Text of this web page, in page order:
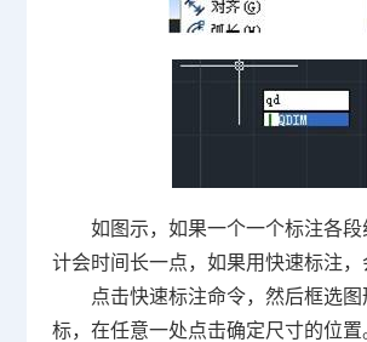
如图示，如果一个一个标注各
计会时间长一点，如果用快速标注，
点击快速标注命令，然后框选图
标，在任意一处点击确定尺寸的位置